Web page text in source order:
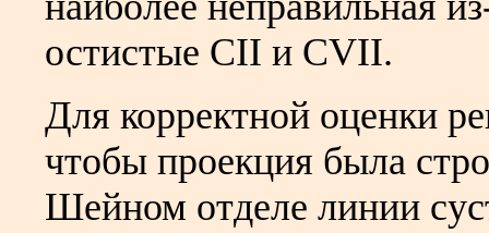
остистые CII и CVII.
Для корректной оценки
чтобы проекция была
Шейном отделе линии